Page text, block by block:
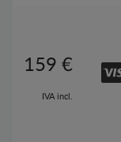
159 €
IVA incl.